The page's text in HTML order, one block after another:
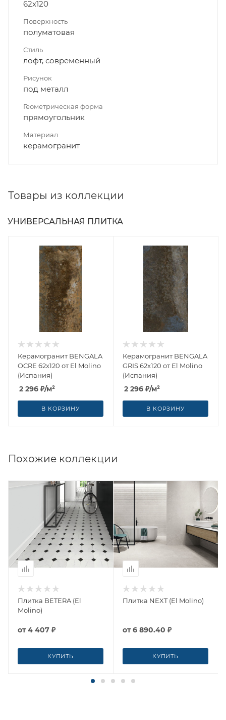
62x120
Поверхность
полуматовая
Стиль
лофт, современный
Рисунок
под металл
Геометрическая форма
прямоугольник
Материал
керамогранит
Товары из коллекции
УНИВЕРСАЛЬНАЯ ПЛИТКА
Керамогранит BENGALA
OCRE 62x120 от El Molino
(Испания)
2 296 ₽/м²
В КОРЗИНУ
Керамогранит BENGALA
GRIS 62x120 от El Molino
(Испания)
2 296 ₽/м²
В КОРЗИНУ
Похожие коллекции
Плитка BETERA (El
Molino)
от4 407 ₽
КУПИТЬ
Плитка NEXT (El Molino)
от6 890.40 ₽
КУПИТЬ